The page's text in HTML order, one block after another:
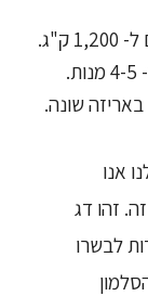
כל מארז שוקל בין 800 גרם ל- 1,200 ק"ג.
פילה סלמון נורווגי מובחר עם עור, מחולק ל- 4-5 מנות.
שונה.
אנו
זהו דג
לבשרו